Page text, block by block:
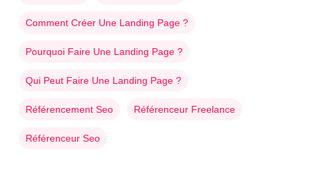
Comment Créer Une Landing Page ?
Pourquoi Faire Une Landing Page ?
Qui Peut Faire Une Landing Page ?
Référencement Seo Référenceur Freelance
Référenceur Seo